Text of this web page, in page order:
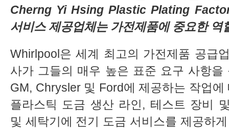
Cherng Yi Hsing Plastic Plating
서비스 제공업체는 가전제품에 중요한 역
Whirlpool은 세계 최고의 가전제품 공급
사가 그들의 매우 높은 표준 요구 사항
GM, Chrysler 및 Ford에 제공하는 작업
플라스틱 도금 생산 라인, 테스트 장비
및 세탁기에 전기 도금 서비스를 제공하